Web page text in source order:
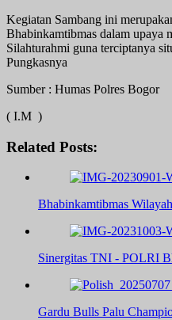
Kegiatan Sambang ini
Bhabinkamtibmas dalam upaya
Silahturahmi guna terciptanya
Pungkasnya
Sumber : Humas Polres Bogor
( I.M )
Related Posts:
Bhabinkamtibmas
Sinergitas TNI - POLRI
Gardu Bulls Palu